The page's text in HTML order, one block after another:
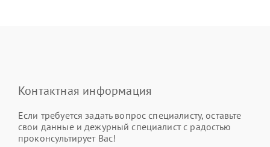
Контактная информация
Если требуется задать вопрос специалисту, оставьте
свои данные и дежурный специалист с радостью
проконсультирует Вас!